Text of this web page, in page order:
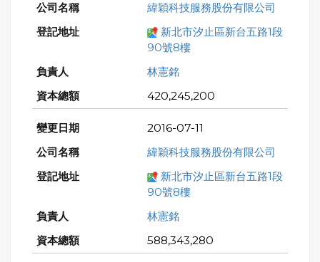
緯穎科技服務股份有限公司
新北市汐止區新台五路1段
90號8樓
林憲銘
420,245,200
2016-07-11
緯穎科技服務股份有限公司
新北市汐止區新台五路1段
90號8樓
林憲銘
588,343,280